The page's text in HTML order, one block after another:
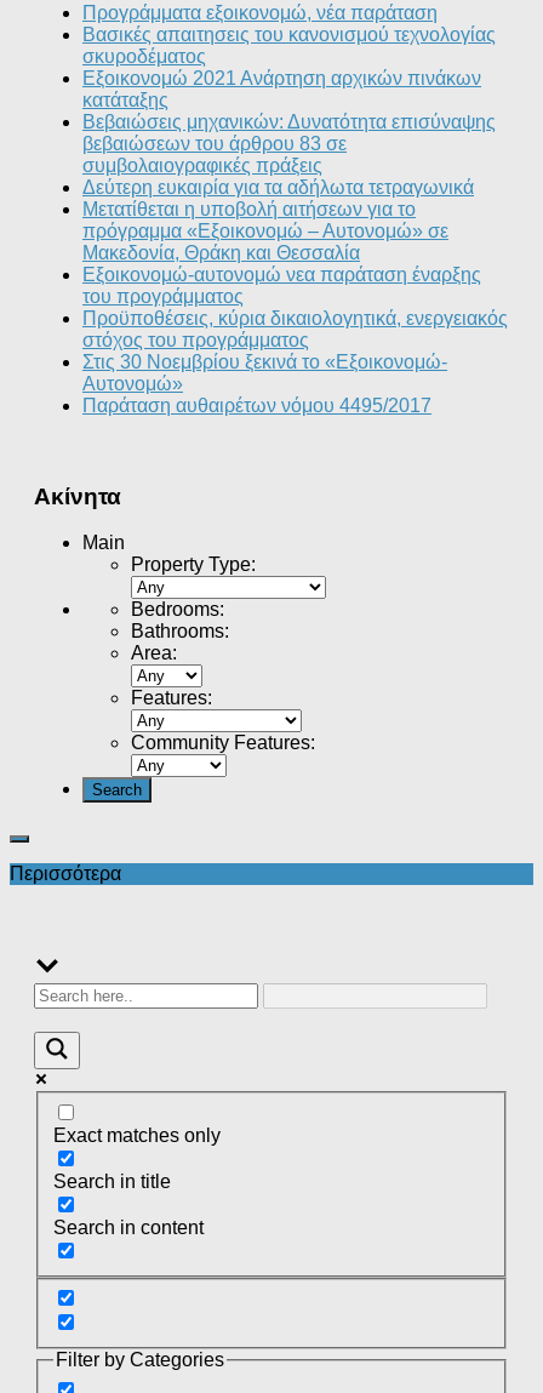
Προγράμματα εξοικονομώ, νέα παράταση
Βασικές απαιτησεις του κανονισμού τεχνολογίας
σκυροδέματος
Εξοικονομώ 2021 Ανάρτηση αρχικών πινάκων
κατάταξης
Βεβαιώσεις μηχανικών: Δυνατότητα επισύναψης
βεβαιώσεων του άρθρου 83 σε
συμβολαιογραφικές πράξεις
Δεύτερη ευκαιρία για τα αδήλωτα τετραγωνικά
Μετατίθεται η υποβολή αιτήσεων για το
πρόγραμμα «Εξοικονομώ – Αυτονομώ» σε
Μακεδονία, Θράκη και Θεσσαλία
Εξοικονομώ-αυτονομώ νεα παράταση έναρξης
του προγράμματος
Προϋποθέσεις, κύρια δικαιολογητικά, ενεργειακός
στόχος του προγράμματος
Στις 30 Νοεμβρίου ξεκινά το «Εξοικονομώ-
Αυτονομώ»
Παράταση αυθαιρέτων νόμου 4495/2017
Ακίνητα
Main
Property Type:
Bedrooms:
Bathrooms:
Area:
Features:
Community Features:
Περισσότερα
Exact matches only
Search in title
Search in content
Filter by Categories